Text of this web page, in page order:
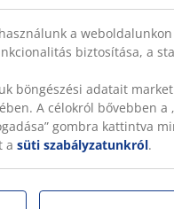
a
biztosítása, a
böngészési adatait
A célokról bővebben
gombra kattintva
a süti szabályzatunkról.